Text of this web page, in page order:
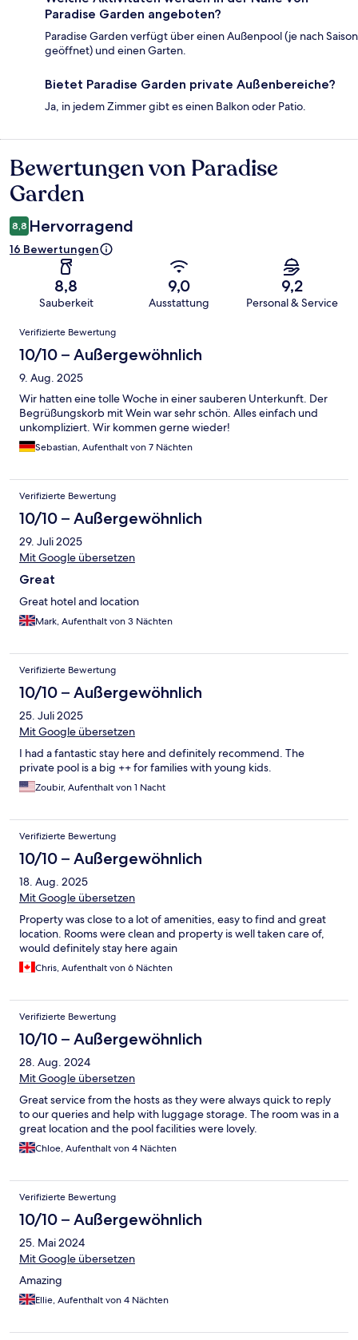
Paradise Garden angeboten?
Paradise Garden verfügt über einen Außenpool (je nach Saison
geöffnet) und einen Garten.
Bietet Paradise Garden private Außenbereiche?
Ja, in jedem Zimmer gibt es einen Balkon oder Patio.
Bewertungen
Bewertungen von Paradise
Garden
8,8 Hervorragend
16 Bewertungen
8,8
Sauberkeit
9,0
Ausstattung
9,2
Personal & Service
Bewertungen
Verifizierte Bewertung
10/10 – Außergewöhnlich
9. Aug. 2025
Wir hatten eine tolle Woche in einer sauberen Unterkunft. Der
Begrüßungskorb mit Wein war sehr schön. Alles einfach und
unkompliziert. Wir kommen gerne wieder!
Sebastian, Aufenthalt von 7 Nächten
Verifizierte Bewertung
10/10 – Außergewöhnlich
29. Juli 2025
Mit Google übersetzen
Great
Great hotel and location
Mark, Aufenthalt von 3 Nächten
Verifizierte Bewertung
10/10 – Außergewöhnlich
25. Juli 2025
Mit Google übersetzen
I had a fantastic stay here and definitely recommend. The
private pool is a big ++ for families with young kids.
Zoubir, Aufenthalt von 1 Nacht
Verifizierte Bewertung
10/10 – Außergewöhnlich
18. Aug. 2025
Mit Google übersetzen
Property was close to a lot of amenities, easy to find and great
location. Rooms were clean and property is well taken care of,
would definitely stay here again
Chris, Aufenthalt von 6 Nächten
Verifizierte Bewertung
10/10 – Außergewöhnlich
28. Aug. 2024
Mit Google übersetzen
Great service from the hosts as they were always quick to reply
to our queries and help with luggage storage. The room was in a
great location and the pool facilities were lovely.
Chloe, Aufenthalt von 4 Nächten
Verifizierte Bewertung
10/10 – Außergewöhnlich
25. Mai 2024
Mit Google übersetzen
Amazing
Ellie, Aufenthalt von 4 Nächten